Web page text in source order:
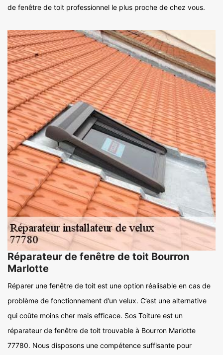
de fenêtre de toit professionnel le plus proche de chez vous.
Réparateur de fenêtre de toit Bourron
Marlotte
Réparer une fenêtre de toit est une option réalisable en cas de
problème de fonctionnement d’un velux. C’est une alternative
qui coûte moins cher mais efficace. Sos Toiture est un
réparateur de fenêtre de toit trouvable à Bourron Marlotte
77780. Nous disposons une compétence suffisante pour